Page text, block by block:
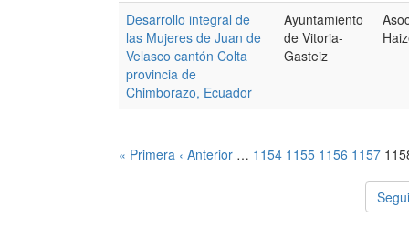
Desarrollo integral de
las Mujeres de Juan de
Velasco cantón Colta
provincia de
Chimborazo, Ecuador
Ayuntamiento
de Vitoria-
Gasteiz
« Primera ‹ Anterior … 1154 1155 1156 1157